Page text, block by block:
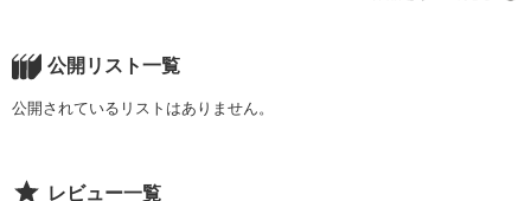
それを見つけたら願いが叶うって知ってました？
公開リスト一覧
公開されているリストはありません。
レビュー一覧